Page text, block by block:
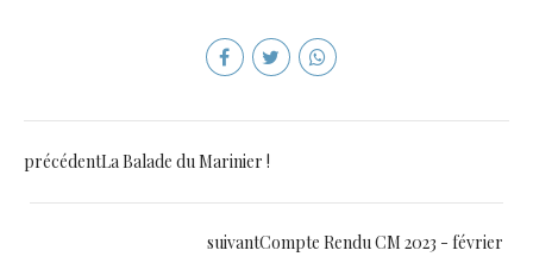
précédentLa Balade du Marinier !
suivantCompte Rendu CM 2023 - février